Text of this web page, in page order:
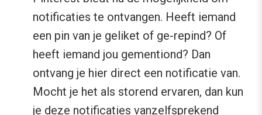
notificaties te ontvangen. Heeft iemand
een pin van je geliket of ge-repind? Of
heeft iemand jou gementiond? Dan
ontvang je hier direct een notificatie van.
Mocht je het als storend ervaren, dan kun
je deze notificaties vanzelfsprekend